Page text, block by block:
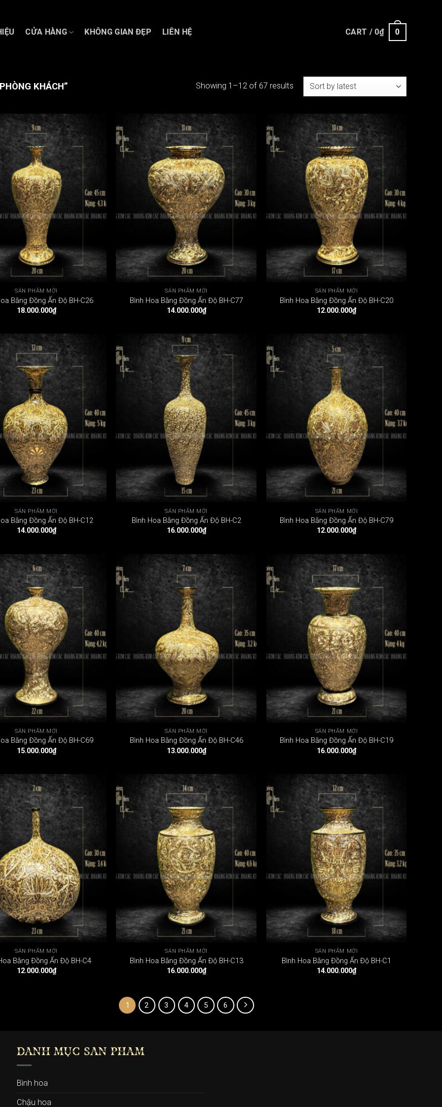
CỬA HÀNG KHÔNG GIAN ĐẸP LIÊN HỆ CART / 0₫ 0
KHÁCH” Showing 1–12 of 67 results
SẢN PHẨM MỚI
Bằng Đồng Ấn Độ BH-C26
18.000.000₫
SẢN PHẨM MỚI
Bình Hoa Bằng Đồng Ấn Độ BH-C77
14.000.000₫
SẢN PHẨM MỚI
Bình Hoa Bằng Đồng Ấn Độ BH-C20
12.000.000₫
SẢN PHẨM MỚI
Bằng Đồng Ấn Độ BH-C12
14.000.000₫
SẢN PHẨM MỚI
Bình Hoa Bằng Đồng Ấn Độ BH-C2
16.000.000₫
SẢN PHẨM MỚI
Bình Hoa Bằng Đồng Ấn Độ BH-C79
12.000.000₫
SẢN PHẨM MỚI
Bằng Đồng Ấn Độ BH-C69
15.000.000₫
SẢN PHẨM MỚI
Bình Hoa Bằng Đồng Ấn Độ BH-C46
13.000.000₫
SẢN PHẨM MỚI
Bình Hoa Bằng Đồng Ấn Độ BH-C19
16.000.000₫
SẢN PHẨM MỚI
Bằng Đồng Ấn Độ BH-C4
12.000.000₫
SẢN PHẨM MỚI
Bình Hoa Bằng Đồng Ấn Độ BH-C13
16.000.000₫
SẢN PHẨM MỚI
Bình Hoa Bằng Đồng Ấn Độ BH-C1
14.000.000₫
1 2 3 4 5 6
DANH MỤC SẢN PHẨM
Bình hoa
Chậu hoa